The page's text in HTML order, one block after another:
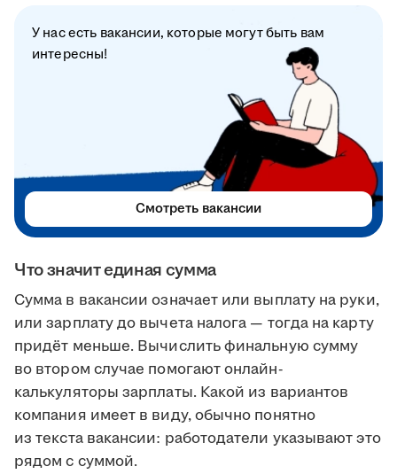
Что значит единая сумма
Сумма в вакансии означает или выплату на руки,
или зарплату до вычета налога — тогда на карту
придёт меньше. Вычислить финальную сумму
во втором случае помогают онлайн-
калькуляторы зарплаты. Какой из вариантов
компания имеет в виду, обычно понятно
из текста вакансии: работодатели указывают это
рядом с суммой.
У нас есть вакансии, которые могут быть вам
интересны!
Смотреть вакансии